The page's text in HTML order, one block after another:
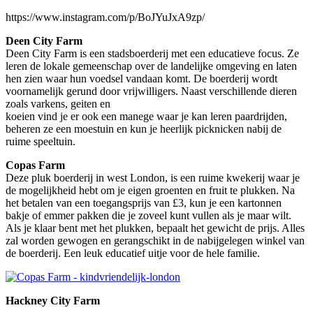
https://www.instagram.com/p/BoJYuJxA9zp/
Deen City Farm
Deen City Farm is een stadsboerderij met een educatieve focus. Ze
leren de lokale gemeenschap over de landelijke omgeving en laten
hen zien waar hun voedsel vandaan komt. De boerderij wordt
voornamelijk gerund door vrijwilligers. Naast verschillende dieren
zoals varkens, geiten en
koeien vind je er ook een manege waar je kan leren paardrijden,
beheren ze een moestuin en kun je heerlijk picknicken nabij de
ruime speeltuin.
Copas Farm
Deze pluk boerderij in west London, is een ruime kwekerij waar je
de mogelijkheid hebt om je eigen groenten en fruit te plukken. Na
het betalen van een toegangsprijs van £3, kun je een kartonnen
bakje of emmer pakken die je zoveel kunt vullen als je maar wilt.
Als je klaar bent met het plukken, bepaalt het gewicht de prijs. Alles
zal worden gewogen en gerangschikt in de nabijgelegen winkel van
de boerderij. Een leuk educatief uitje voor de hele familie.
Hackney City Farm